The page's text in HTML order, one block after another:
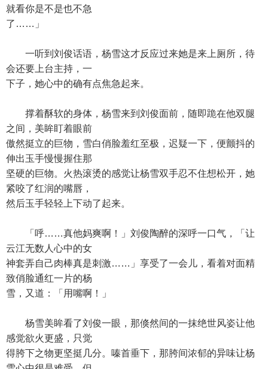
就看你是不是也不急
了……」
一听到刘俊话语，杨雪这才反应过来她是来上厕所，待
会还要上台主持，一
下子，她心中的确有点焦急起来。
撑着酥软的身体，杨雪来到刘俊面前，随即跪在他双腿
之间，美眸盯着眼前
傲然挺立的巨物，雪白俏脸羞红至极，迟疑一下，便颤抖的
伸出玉手慢慢握住那
坚硬的巨物。火热滚烫的感觉让杨雪双手忍不住想松开，她
紧咬了红润的嘴唇，
然后玉手轻轻上下动了起来。
「呼……真他妈爽啊！」刘俊陶醉的深呼一口气，「让
云江无数人心中的女
神套弄自己肉棒真是刺激……」享受了一会儿，看着对面精
致俏脸通红一片的杨
雪，又道：「用嘴啊！」
杨雪美眸看了刘俊一眼，那倏然间的一抹绝世风姿让他
感觉欲火更盛，只觉
得胯下之物更坚挺几分。嗪首垂下，那胯间浓郁的异味让杨